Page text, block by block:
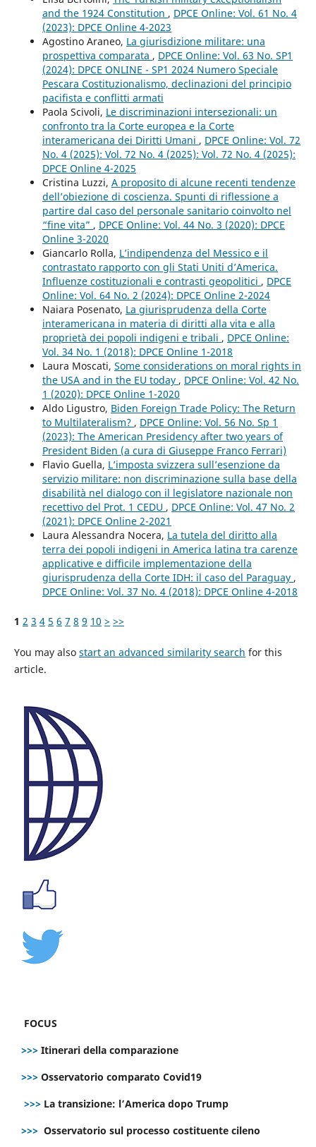
and the 1924 Constitution , DPCE Online: Vol. 61 No. 4
(2023): DPCE Online 4-2023
Agostino Araneo, La giurisdizione militare: una
prospettiva comparata , DPCE Online: Vol. 63 No. SP1
(2024): DPCE ONLINE - SP1 2024 Numero Speciale
Pescara Costituzionalismo, declinazioni del principio
pacifista e conflitti armati
Paola Scivoli, Le discriminazioni intersezionali: un
confronto tra la Corte europea e la Corte
interamericana dei Diritti Umani , DPCE Online: Vol. 72
No. 4 (2025): Vol. 72 No. 4 (2025): Vol. 72 No. 4 (2025):
DPCE Online 4-2025
Cristina Luzzi, A proposito di alcune recenti tendenze
dell’obiezione di coscienza. Spunti di riflessione a
partire dal caso del personale sanitario coinvolto nel
“fine vita” , DPCE Online: Vol. 44 No. 3 (2020): DPCE
Online 3-2020
Giancarlo Rolla, L’indipendenza del Messico e il
contrastato rapporto con gli Stati Uniti d’America.
Influenze costituzionali e contrasti geopolitici , DPCE
Online: Vol. 64 No. 2 (2024): DPCE Online 2-2024
Naiara Posenato, La giurisprudenza della Corte
interamericana in materia di diritti alla vita e alla
proprietà dei popoli indigeni e tribali , DPCE Online:
Vol. 34 No. 1 (2018): DPCE Online 1-2018
Laura Moscati, Some considerations on moral rights in
the USA and in the EU today , DPCE Online: Vol. 42 No.
1 (2020): DPCE Online 1-2020
Aldo Ligustro, Biden Foreign Trade Policy: The Return
to Multilateralism? , DPCE Online: Vol. 56 No. Sp 1
(2023): The American Presidency after two years of
President Biden (a cura di Giuseppe Franco Ferrari)
Flavio Guella, L’imposta svizzera sull’esenzione da
servizio militare: non discriminazione sulla base della
disabilità nel dialogo con il legislatore nazionale non
recettivo del Prot. 1 CEDU , DPCE Online: Vol. 47 No. 2
(2021): DPCE Online 2-2021
Laura Alessandra Nocera, La tutela del diritto alla
terra dei popoli indigeni in America latina tra carenze
applicative e difficile implementazione della
giurisprudenza della Corte IDH: il caso del Paraguay ,
DPCE Online: Vol. 37 No. 4 (2018): DPCE Online 4-2018
1 2 3 4 5 6 7 8 9 10 > >>
You may also start an advanced similarity search for this
article.
FOCUS
>>> Itinerari della comparazione
>>> Osservatorio comparato Covid19
>>> La transizione: l’America dopo Trump
>>> Osservatorio sul processo costituente cileno